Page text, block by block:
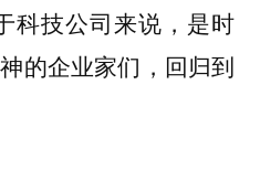
科技公司来说，是时
的企业家们，回归到